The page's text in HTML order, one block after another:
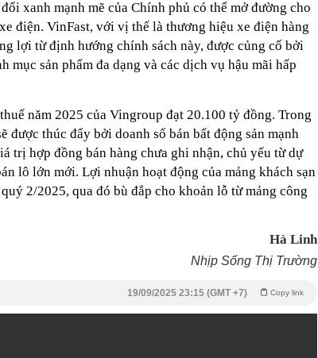
xanh mạnh mẽ của Chính phủ có thể mở đường cho
điện. VinFast, với vị thế là thương hiệu xe điện hàng
lợi từ định hướng chính sách này, được củng cố bởi
mục sản phẩm đa dạng và các dịch vụ hậu mãi hấp
năm 2025 của Vingroup đạt 20.100 tỷ đồng. Trong
được thúc đẩy bởi doanh số bán bất động sản mạnh
trị hợp đồng bán hàng chưa ghi nhận, chủ yếu từ dự
lô lớn mới. Lợi nhuận hoạt động của mảng khách sạn
2/2025, qua đó bù đắp cho khoản lỗ từ mảng công
Hà Linh
Nhịp Sống Thị Trường
Copy link
19/09/2025 23:15 (GMT +7)